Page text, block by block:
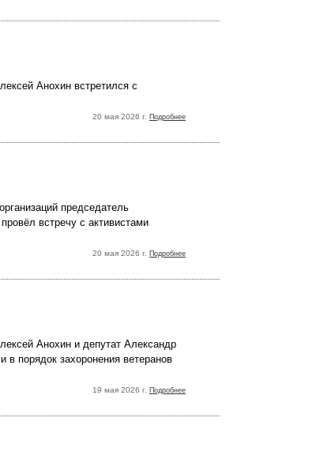
Анохин встретился с
20 мая 2026 г. Подробнее
председатель
встречу с активистами
20 мая 2026 г. Подробнее
Анохин и депутат Александр
порядок захоронения ветеранов
19 мая 2026 г. Подробнее